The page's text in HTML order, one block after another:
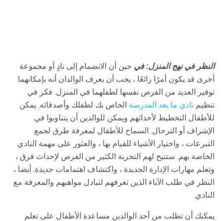
النظر في نهج المنزل: في حين أن الانضمام إلى نادٍ أو مجموعة
أخرى قد يكون أمرًا رائعًا ، يجب أن يعرف الوالدان أنه بإمكانهما
توفير العديد من الفرص نفسها لطفلهما في المنزل. فكر في
تنظيم نادي ما بعد المدرسة الخاص بك لطفلك وأصدقائه. يمكن
للأطفال التخطيط لأحداثهم ويمكن للوالدين أن يتناوبوا في
الإشراف أو الترحال. السماح للأطفال لمعرفة طرق لجمع
التبرعات ، واختيار الأشياء للقيام بها ، والعثور على مهمة النادي
الخاصة بهم. ستتيح لهم التجربة الكثير من الفرص لإحداث فرق ،
وتعلم مهارات الإدارة الجديدة ، واكتشاف اهتمامات جديدة. أيضا ،
النظر في طلب الآباء الذين تعرفهم لتبادل مواهبهم والمعرفة مع
النادي.
يمكنك أن تطلب من أحد الوالدين مساعدة الأطفال على تعلم